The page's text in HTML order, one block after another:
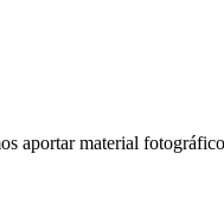
aportar material